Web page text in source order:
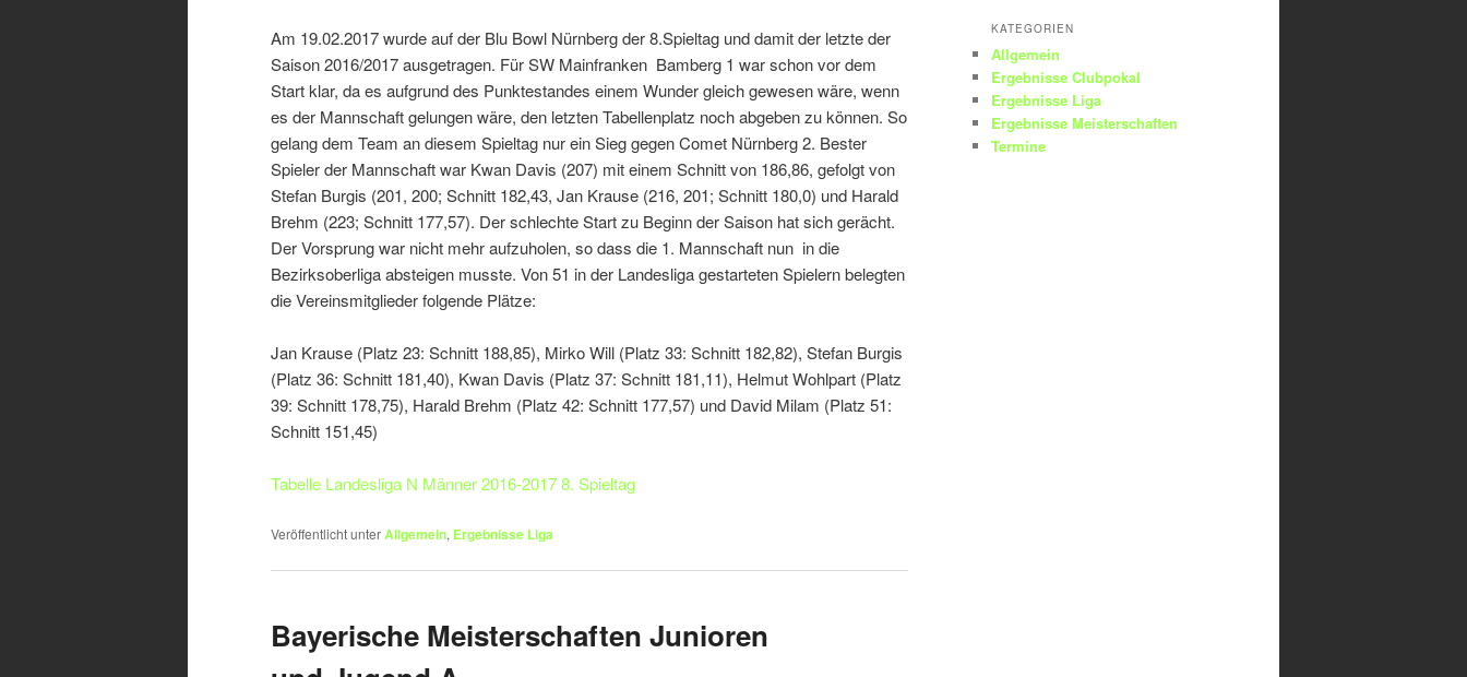
Am 19.02.2017 wurde auf der Blu Bowl Nürnberg der 8.Spieltag und damit der letzte der
Saison 2016/2017 ausgetragen. Für SW Mainfranken Bamberg 1 war schon vor dem
Start klar, da es aufgrund des Punktestandes einem Wunder gleich gewesen wäre, wenn
es der Mannschaft gelungen wäre, den letzten Tabellenplatz noch abgeben zu können. So
gelang dem Team an diesem Spieltag nur ein Sieg gegen Comet Nürnberg 2. Bester
Spieler der Mannschaft war Kwan Davis (207) mit einem Schnitt von 186,86, gefolgt von
Stefan Burgis (201, 200; Schnitt 182,43, Jan Krause (216, 201; Schnitt 180,0) und Harald
Brehm (223; Schnitt 177,57). Der schlechte Start zu Beginn der Saison hat sich gerächt.
Der Vorsprung war nicht mehr aufzuholen, so dass die 1. Mannschaft nun in die
Bezirksoberliga absteigen musste. Von 51 in der Landesliga gestarteten Spielern belegten
die Vereinsmitglieder folgende Plätze:
Jan Krause (Platz 23: Schnitt 188,85), Mirko Will (Platz 33: Schnitt 182,82), Stefan Burgis
(Platz 36: Schnitt 181,40), Kwan Davis (Platz 37: Schnitt 181,11), Helmut Wohlpart (Platz
39: Schnitt 178,75), Harald Brehm (Platz 42: Schnitt 177,57) und David Milam (Platz 51:
Schnitt 151,45)
Tabelle Landesliga N Männer 2016-2017 8. Spieltag
Veröffentlicht unterAllgemein, Ergebnisse Liga
Bayerische Meisterschaften Junioren
KATEGORIEN
Allgemein
Ergebnisse Clubpokal
Ergebnisse Liga
Ergebnisse Meisterschaften
Termine